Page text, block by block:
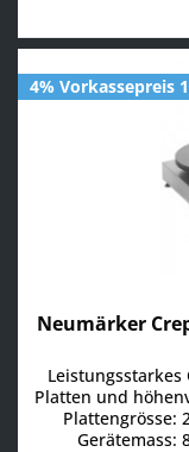
4% Vorkassepreis
Neumärker
Leistungsstarkes
Platten und
Plattengrösse:
Gerätemass: